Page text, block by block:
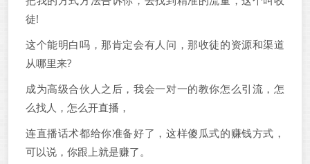
徒!
这个能明白吗，那肯定会有人问，那收徒的资源和渠道
从哪里来?
成为高级合伙人之后，我会一对一的教你怎么引流，怎
么找人，怎么开直播，
连直播话术都给你准备好了，这样傻瓜式的赚钱方式，
可以说，你跟上就是赚了。